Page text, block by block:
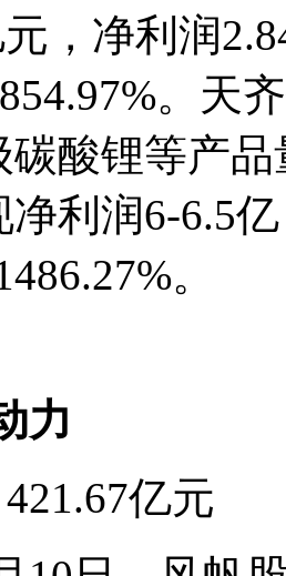
，净利润
。天
酸锂等产
净利润6-6.5
。
力
亿元